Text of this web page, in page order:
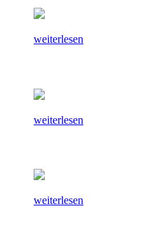
weiterlesen
weiterlesen
weiterlesen